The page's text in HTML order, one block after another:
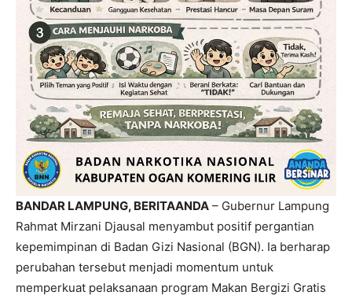
BANDAR LAMPUNG, BERITAANDA – Gubernur Lampung
Rahmat Mirzani Djausal menyambut positif pergantian
kepemimpinan di Badan Gizi Nasional (BGN). Ia berharap
perubahan tersebut menjadi momentum untuk
memperkuat pelaksanaan program Makan Bergizi Gratis